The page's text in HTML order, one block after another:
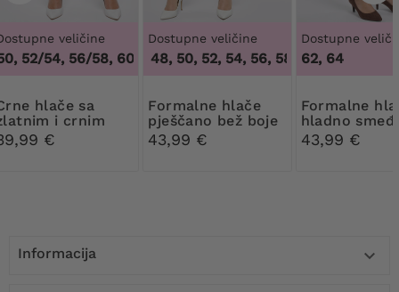
veličine
52/54, 56/58, 60/62 ,48/50, 52/54, 56/58, 60/62
sa
i crnim
€
Dostupne veličine
46, 48, 50, 52, 54, 56, 58, 60, 62, 64
Formalne hlače
pješčano bež boje
43,99 €
Dostupne
62, 64
Formalne hlače
hladno
43,99 €
Informacija 